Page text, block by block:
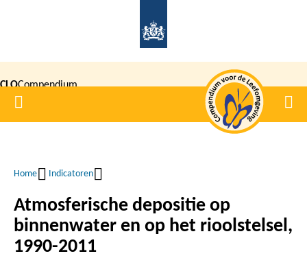
inhoud
gaan
CLOCompendium
voor de
Home
Kruimelpad
Home Indicatoren
Atmosferische depositie op
binnenwater en op het rioolstelsel,
1990-2011